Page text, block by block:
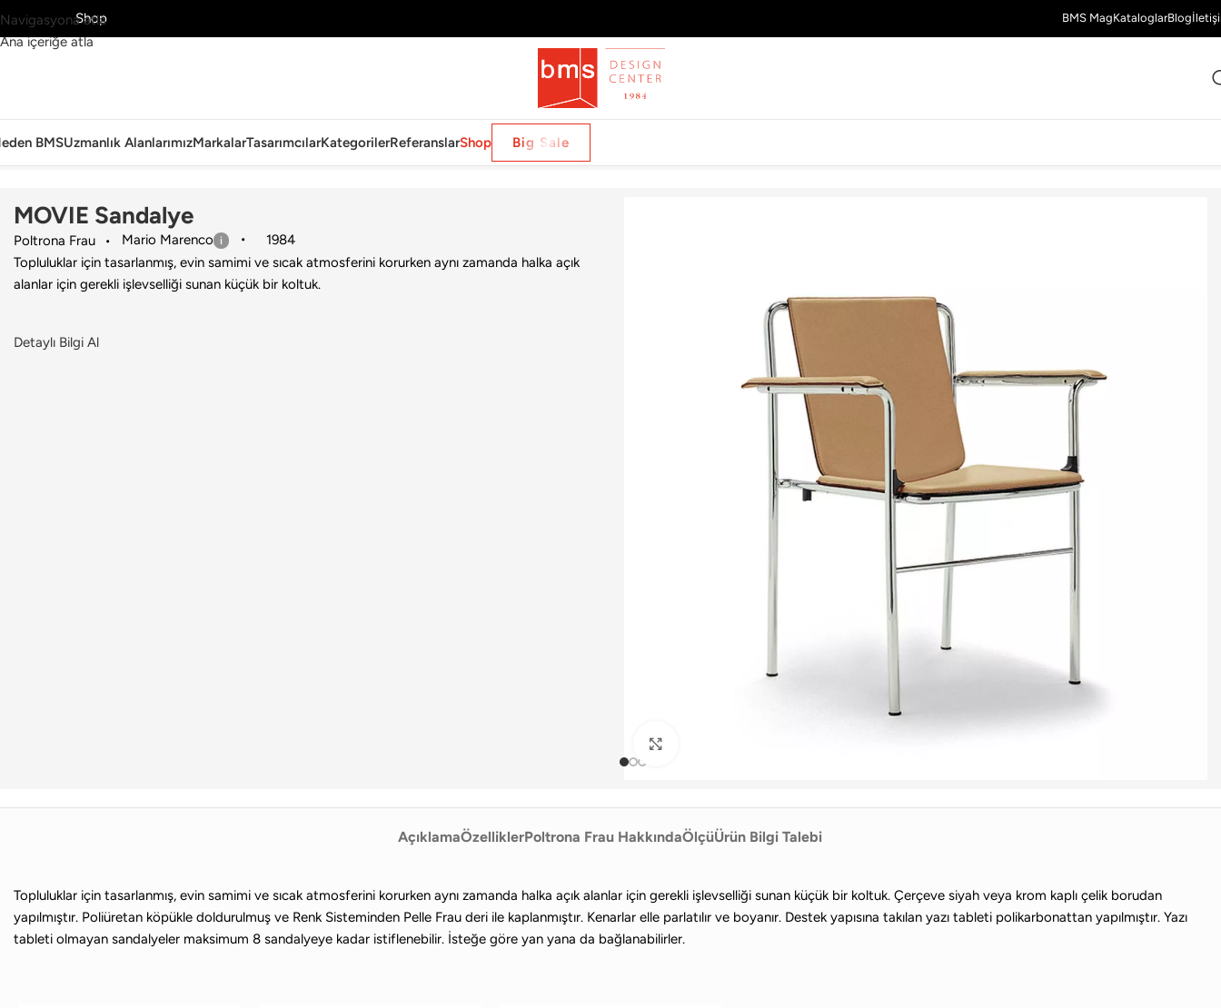
Navigasyona atla
Ana içeriğe atla
KeşfetShop BMS MagKataloglarBlog
BMSUzmanlık AlanlarımızMarkalarTasarımcılarKategorilerReferanslarShop Big Sale
Ana Sayfa›Ev›Sandalye›Poltrona Frau›MOVIE Sandalye
MOVIE Sandalye
Poltrona Frau Mario Marenco
1984
Topluluklar için tasarlanmış, evin samimi ve sıcak atmosferini korurken aynı zamanda halka açık
alanlar için gerekli işlevselliği sunan küçük bir koltuk.
Detaylı Bilgi Al
AçıklamaÖzelliklerPoltrona Frau HakkındaÖlçüÜrün Bilgi Talebi
Topluluklar için tasarlanmış, evin samimi ve sıcak atmosferini korurken aynı zamanda halka açık alanlar için gerekli işlevselliği sunan küçük bir koltuk. Çerçeve siyah veya krom kaplı çelik borudan
yapılmıştır. Poliüretan köpükle doldurulmuş ve Renk Sisteminden Pelle Frau deri ile kaplanmıştır. Kenarlar elle parlatılır ve boyanır. Destek yapısına takılan yazı tableti polikarbonattan yapılmıştır. Yazı
tableti olmayan sandalyeler maksimum 8 sandalyeye kadar istiflenebilir. İsteğe göre yan yana da bağlanabilirler.